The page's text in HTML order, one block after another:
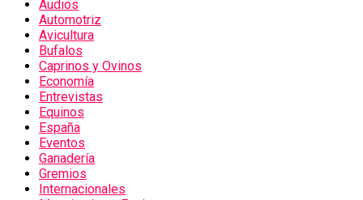
Audios
Automotriz
Avicultura
Bufalos
Caprinos y Ovinos
Economía
Entrevistas
Equinos
España
Eventos
Ganadería
Gremios
Internacionales